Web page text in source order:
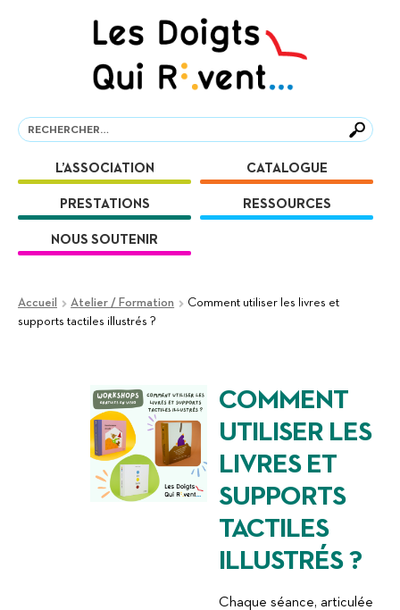
Recherche
Recherche
L’ASSOCIATION CATALOGUE
PRESTATIONS RESSOURCES
NOUS SOUTENIR
Accueil Atelier / Formation
Comment utiliser les livres et
supports tactiles illustrés ?
COMMENT
UTILISER LES
LIVRES ET
SUPPORTS
TACTILES
ILLUSTRÉS ?
Chaque séance, articulée